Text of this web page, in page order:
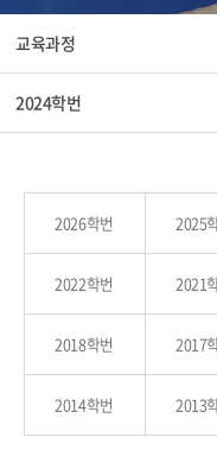
개
연구실
학사/
장학
전공트
랙
강
열린광
장
장학안내
강의시간표
학사운영안내
사회맞춤형 식품안전교육
강
소식 및 행사
공지사항
포토갤러리
교육과정
2024학번
2026학번 2025
2022학번 2021
2018학번 2017
2014학번 2013